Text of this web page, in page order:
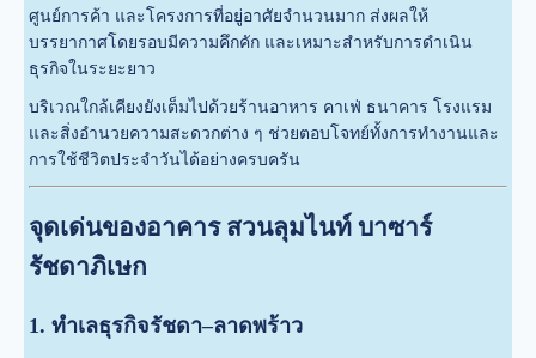
ศูนย์การค้า และโครงการที่อยู่อาศัยจำนวนมาก ส่งผลให้
บรรยากาศโดยรอบมีความคึกคัก และเหมาะสำหรับการดำเนิน
ธุรกิจในระยะยาว
บริเวณใกล้เคียงยังเต็มไปด้วยร้านอาหาร คาเฟ่ ธนาคาร โรงแรม
และสิ่งอำนวยความสะดวกต่าง ๆ ช่วยตอบโจทย์ทั้งการทำงานและ
การใช้ชีวิตประจำวันได้อย่างครบครัน
จุดเด่นของอาคาร สวนลุมไนท์ บาซาร์
รัชดาภิเษก
1. ทำเลธุรกิจรัชดา–ลาดพร้าว